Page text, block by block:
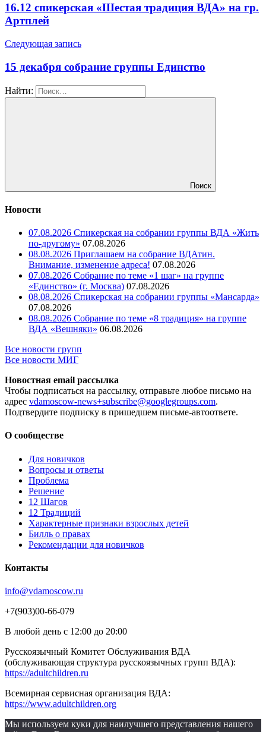
16.12 спикерская «Шестая традиция ВДА» на гр.
Артплей
Следующая запись
15 декабря собрание группы Единство
Найти:
Поиск
Новости
07.08.2026 Спикерская на собрании группы ВДА «Жить
по-другому» 07.08.2026
08.08.2026 Приглашаем на собрание ВДАтин.
Внимание, изменение адреса! 07.08.2026
07.08.2026 Собрание по теме «1 шаг» на группе
«Единство» (г. Москва) 07.08.2026
08.08.2026 Спикерская на собрании группы «Мансарда»
07.08.2026
08.08.2026 Собрание по теме «8 традиция» на группе
ВДА «Вешняки» 06.08.2026
Все новости групп
Все новости МИГ
Новостная email рассылка
Чтобы подписаться на рассылку, отправьте любое письмо на
адрес vdamoscow-news+subscribe@googlegroups.com.
Подтвердите подписку в пришедшем письме-автоответе.
О сообществе
Для новичков
Вопросы и ответы
Проблема
Решение
12 Шагов
12 Традиций
Xарактерные признаки взрослых детей
Билль о правах
Рекомендации для новичков
Контакты
info@vdamoscow.ru
+7(903)00-66-079
В любой день с 12:00 до 20:00
Русскоязычный Комитет Обслуживания ВДА
(обслуживающая структура русскоязычных групп ВДА):
https://adultchildren.ru
Всемирная сервисная организация ВДА:
https://www.adultchildren.org
Мы используем куки для наилучшего представления нашего